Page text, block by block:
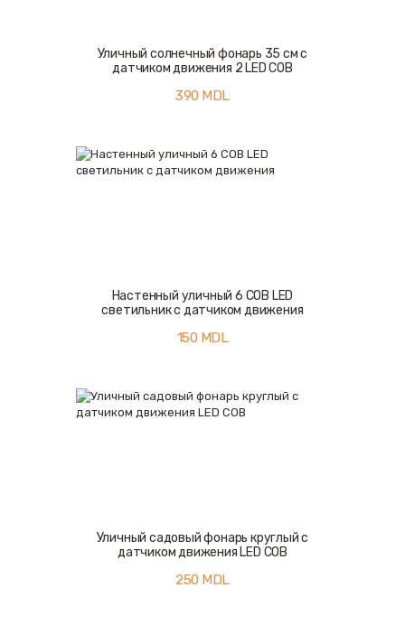
Уличный солнечный фонарь 35 см с
датчиком движения 2 LED COB
390 MDL
Настенный уличный 6 COB LED
светильник с датчиком движения
150 MDL
Уличный садовый фонарь круглый с
датчиком движения LED COB
250 MDL